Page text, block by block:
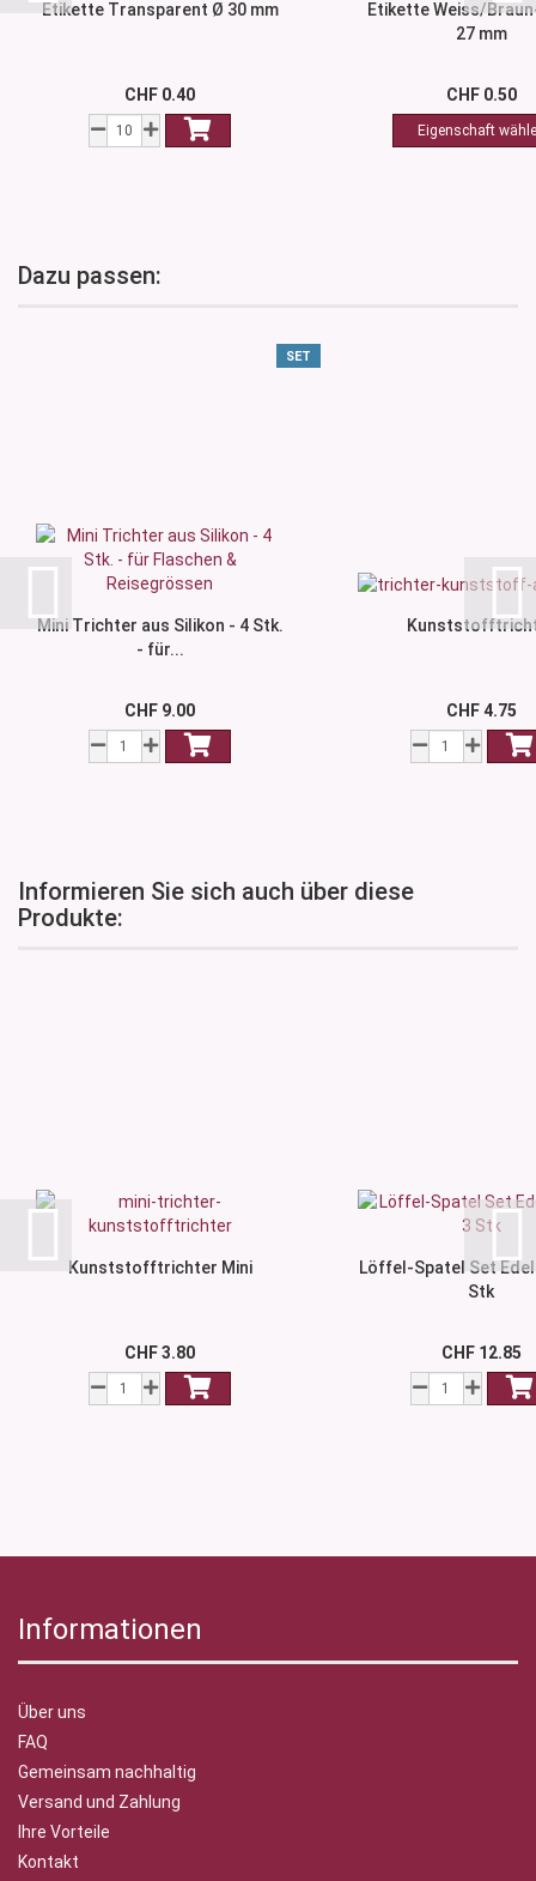
Etikette Transparent Ø 30 mm
CHF 0.40
Etikette Weiss/
27 mm
CHF 0.50
Dazu passen:
SET
Mini Trichter aus Silikon - 4 Stk.
- für...
CHF 9.00 CHF 4.75
Informieren Sie sich auch über diese
Produkte:
Kunststofftrichter Mini
CHF 3.80
Löffel-Spatel Set
Stk
CHF 12.85
Informationen
Über uns
FAQ
Gemeinsam nachhaltig
Versand und Zahlung
Ihre Vorteile
Kontakt